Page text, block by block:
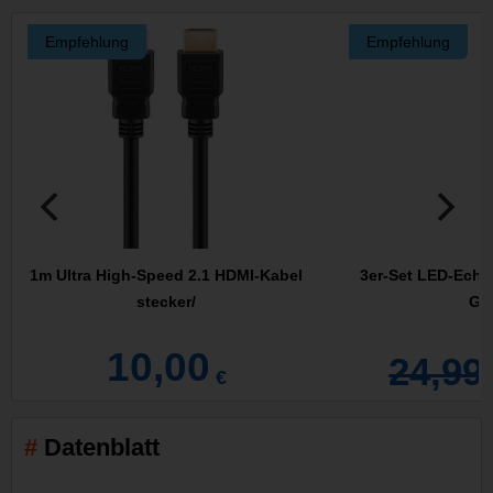
Empfehlung
1m Ultra High-Speed 2.1 HDMI-Kabel
stecker/
10,00 €
Empfehlung
3er-Set LED-
24,99
Datenblatt